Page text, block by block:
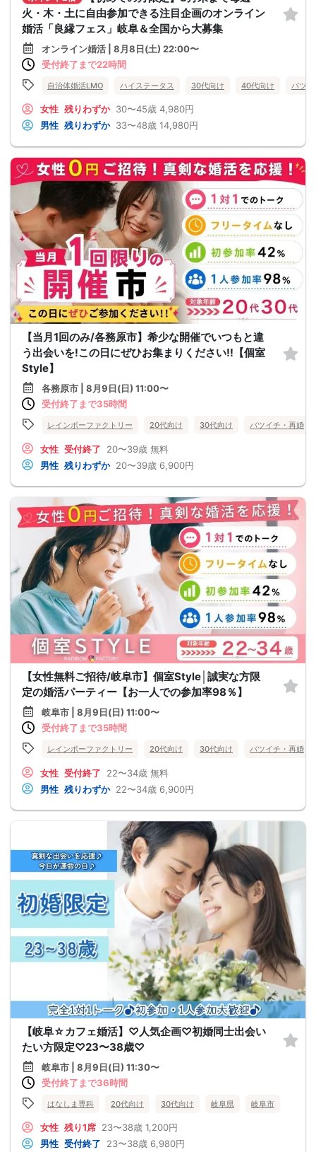
火・木・土に自由参加できる注目企画のオンライン
婚活「良縁フェス」岐阜＆全国から大募集
オンライン婚活 | 8月8日(土) 22:00〜
受付終了まで22時間
自治体婚活LMO ハイステータス 30代向け 40代向け バツ
女性 残りわずか 30〜45歳 4,980円
男性 残りわずか 33〜48歳 14,980円
【当月1回のみ/各務原市】希少な開催でいつもと違
う出会いを!この日にぜひお集まりください!!【個室
Style】
各務原市 | 8月9日(日) 11:00〜
受付終了まで35時間
レインボーファクトリー 20代向け 30代向け バツイチ・再婚
女性 受付終了 20〜39歳 無料
男性 残りわずか 20〜39歳 6,900円
【女性無料ご招待/岐阜市】個室Style│誠実な方限
定の婚活パーティー【お一人での参加率98％】
岐阜市 | 8月9日(日) 11:00〜
受付終了まで35時間
レインボーファクトリー 20代向け 30代向け バツイチ・再婚
女性 受付終了 22〜34歳 無料
男性 残りわずか 22〜34歳 6,900円
【岐阜☆カフェ婚活】♡人気企画♡初婚同士出会い
たい方限定♡23〜38歳♡
岐阜市 | 8月9日(日) 11:30〜
受付終了まで36時間
はなしま専科 20代向け 30代向け 岐阜県 岐阜市
女性 残り1席 23〜38歳 1,200円
男性 受付終了 23〜38歳 6,980円